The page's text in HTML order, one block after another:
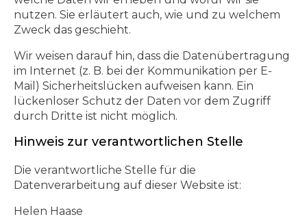
nutzen. Sie erläutert auch, wie und zu welchem
Zweck das geschieht.
Wir weisen darauf hin, dass die Datenübertragung
im Internet (z. B. bei der Kommunikation per E-
Mail) Sicherheitslücken aufweisen kann. Ein
lückenloser Schutz der Daten vor dem Zugriff
durch Dritte ist nicht möglich.
Hinweis zur verantwortlichen Stelle
Die verantwortliche Stelle für die
Datenverarbeitung auf dieser Website ist:
Helen Haase